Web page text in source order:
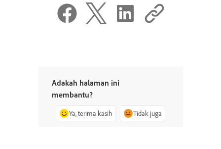
Adakah halaman ini
membantu?
Ya, terima kasih Tidak juga